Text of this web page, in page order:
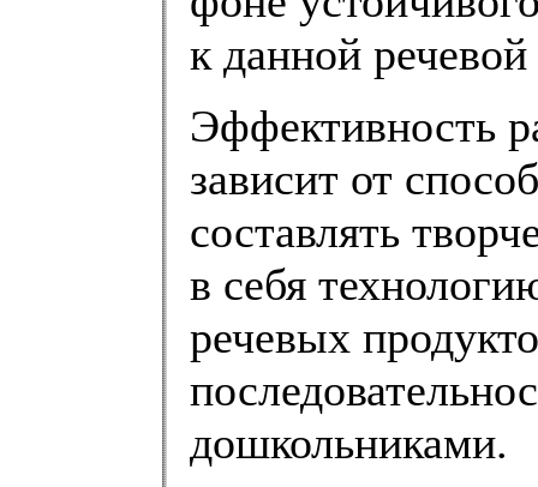
к данной
Эффективность
зависит от
составлять
в себя
речевых
дошкольниками.